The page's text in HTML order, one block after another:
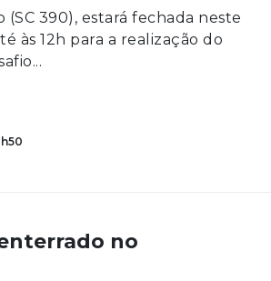
(SC 390), estará fechada neste
às 12h para a realização do
no